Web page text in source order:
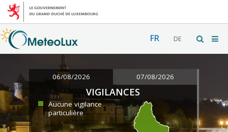
FR DE
06/08/2026 07/08/2026
VIGILANCES
Aucune vigilance
particulière